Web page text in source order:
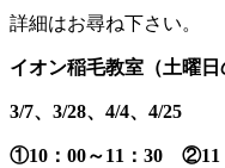
詳細はお尋ね下さい。
イオン稲毛教室（土曜日
3/7、3/28、4/4、4/25
①10：00～11：30 ②11